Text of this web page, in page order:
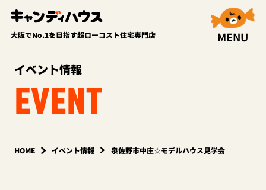
大阪でNo.1を目指す超ローコスト住宅専門店 MENU
イベント情報
EVENT
HOME イベント情報 泉佐野市中庄☆モデルハウス見学会